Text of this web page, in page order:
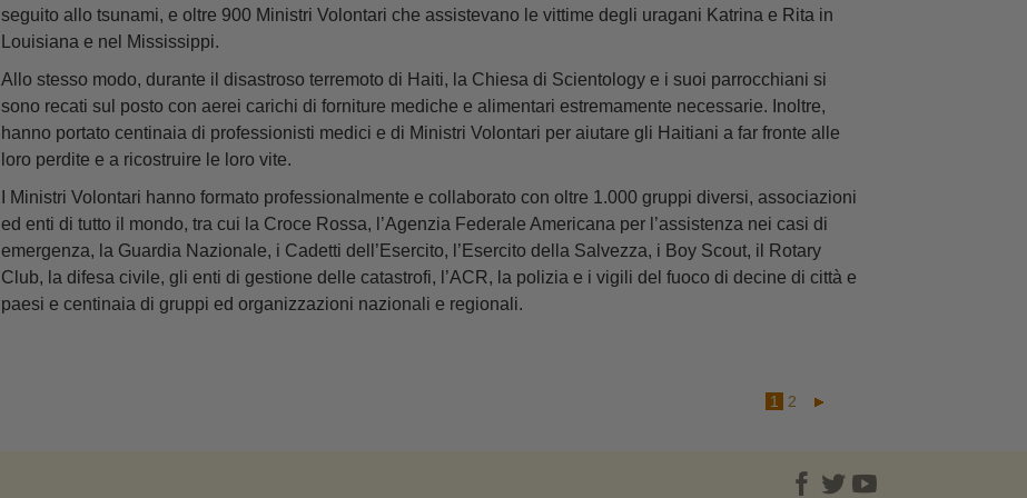
seguito allo tsunami, e oltre 900 Ministri Volontari che assistevano le vittime degli uragani Katrina e Rita in
Louisiana e nel Mississippi.
Allo stesso modo, durante il disastroso terremoto di Haiti, la Chiesa di Scientology e i suoi parrocchiani si
sono recati sul posto con aerei carichi di forniture mediche e alimentari estremamente necessarie. Inoltre,
hanno portato centinaia di professionisti medici e di Ministri Volontari per aiutare gli Haitiani a far fronte alle
loro perdite e a ricostruire le loro vite.
I Ministri Volontari hanno formato professionalmente e collaborato con oltre 1.000 gruppi diversi, associazioni
ed enti di tutto il mondo, tra cui la Croce Rossa, l’Agenzia Federale Americana per l’assistenza nei casi di
emergenza, la Guardia Nazionale, i Cadetti dell’Esercito, l’Esercito della Salvezza, i Boy Scout, il Rotary
Club, la difesa civile, gli enti di gestione delle catastrofi, l’ACR, la polizia e i vigili del fuoco di decine di città e
paesi e centinaia di gruppi ed organizzazioni nazionali e regionali.
1 2